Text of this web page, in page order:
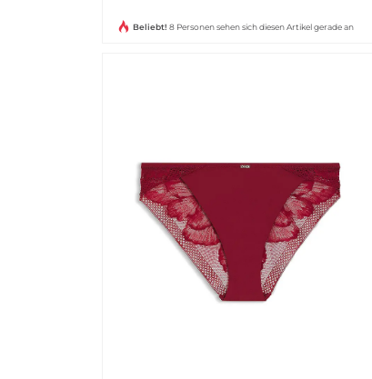
Beliebt! 8 Personen sehen sich diesen Artikel gerade an